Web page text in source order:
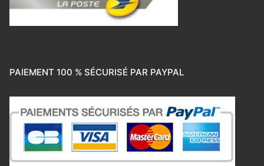
PAIEMENT 100 % SÉCURISÉ PAR PAYPAL